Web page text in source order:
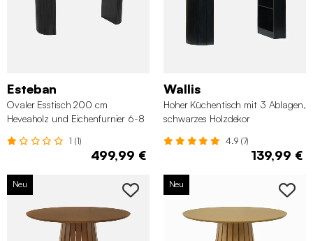
Esteban
Ovaler Esstisch 200 cm
Heveaholz und Eichenfurnier 6-8
1 (1)
499,99 €
Wallis
Hoher Küchentisch mit 3 Ablagen,
schwarzes Holzdekor
4.9 (7)
139,99 €
Neu Neu